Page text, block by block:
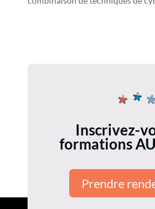
Inscrivez-
formations
Prendre